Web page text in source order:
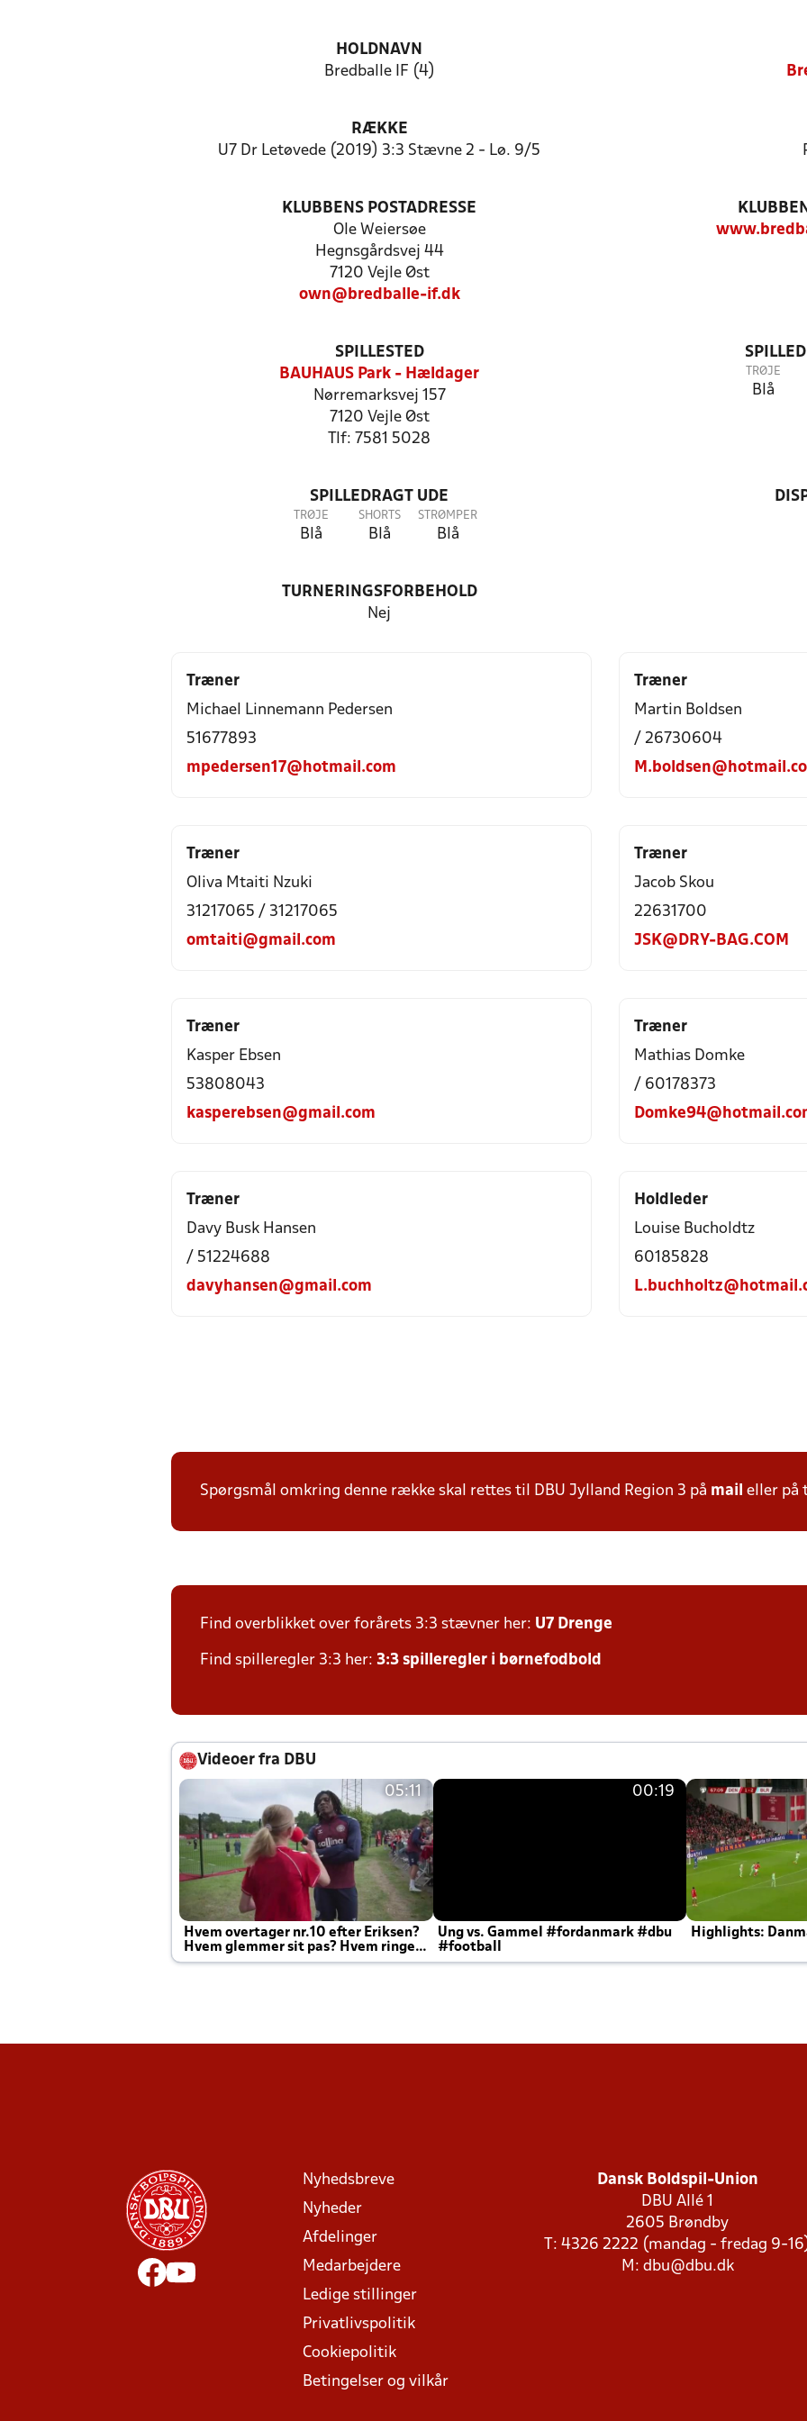
HOLDNAVN
Bredballe IF (4)
RÆKKE
U7 Dr Letøvede (2019) 3:3 Stævne 2 - Lø. 9/5
KLUBBENS POSTADRESSE
Ole Weiersøe
Hegnsgårdsvej 44
7120 Vejle Øst
own@bredballe-if.dk
SPILLESTED
BAUHAUS Park - Hældager
Nørremarksvej 157
7120 Vejle Øst
Tlf: 7581 5028
TRØJE
Blå
SPILLEDRAGT UDE
TRØJE
Blå
SHORTS
Blå
STRØMPER
Blå
TURNERINGSFORBEHOLD
Nej
Træner
Michael Linnemann Pedersen
51677893
mpedersen17@hotmail.com
Træner
Martin Boldsen
/ 26730604
Træner
Oliva Mtaiti Nzuki
31217065 / 31217065
omtaiti@gmail.com
Træner
Jacob Skou
22631700
JSK@DRY-BAG.COM
Træner
Kasper Ebsen
53808043
kasperebsen@gmail.com
Træner
Mathias Domke
/ 60178373
Træner
Davy Busk Hansen
/ 51224688
davyhansen@gmail.com
Holdleder
Louise Bucholdtz
60185828
Spørgsmål omkring denne række skal rettes til DBU Jylland Region 3 på mail eller
Find overblikket over forårets 3:3 stævner her: U7 Drenge
Find spilleregler 3:3 her: 3:3 spilleregler i børnefodbold
Videoer fra DBU
05:11
Hvem overtager nr.10 efter Eriksen?
Hvem glemmer sit pas? Hvem ringer
Joachim altid til efter kampe?
00:19
Ung vs. Gammel #fordanmark #dbu
#football
Highlights:
Nyhedsbreve
Nyheder
Afdelinger
Medarbejdere
Ledige stillinger
Privatlivspolitik
Cookiepolitik
Betingelser og vilkår
Dansk Boldspil-Union
DBU Allé 1
2605 Brøndby
T: 4326 2222 (mandag - fredag 9-
M: dbu@dbu.dk